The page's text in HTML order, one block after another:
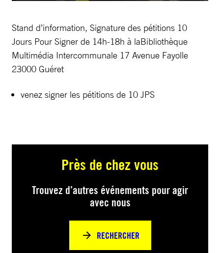
Stand d’information, Signature des pétitions 10
Jours Pour Signer de 14h-18h à laBibliothèque
Multimédia Intercommunale 17 Avenue Fayolle
23000 Guéret
venez signer les pétitions de 10 JPS
Près de chez vous
Trouvez d’autres événements pour agir
avec nous
RECHERCHER